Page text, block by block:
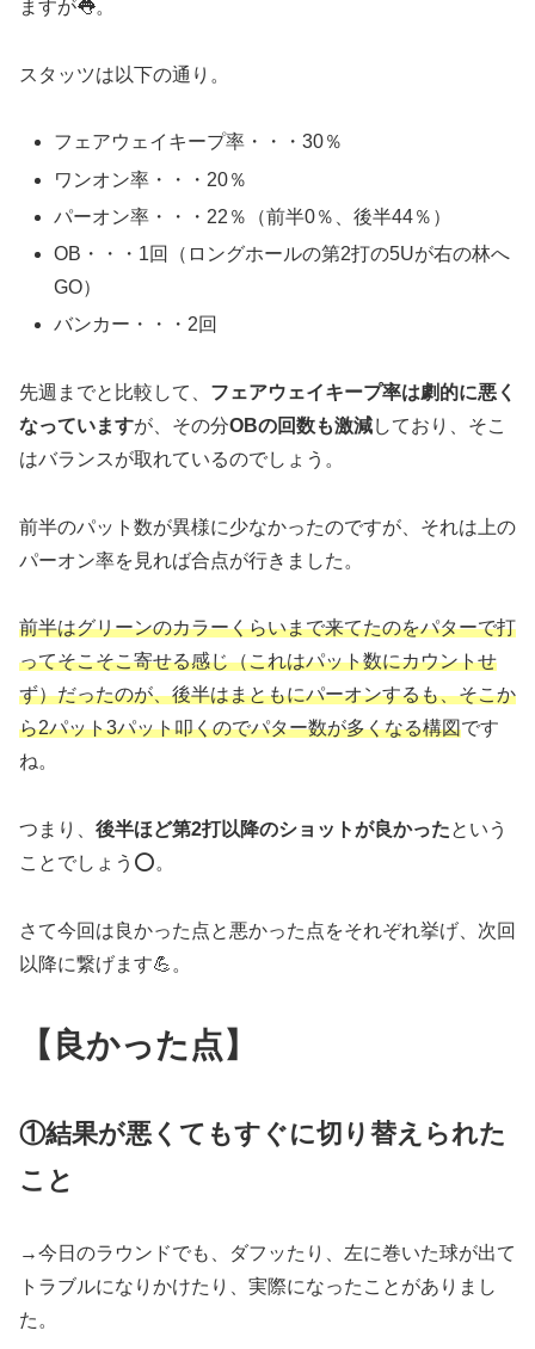
ますが👅。
スタッツは以下の通り。
フェアウェイキープ率・・・30％
ワンオン率・・・20％
パーオン率・・・22％（前半0％、後半44％）
OB・・・1回（ロングホールの第2打の5Uが右の林へ
GO）
バンカー・・・2回
先週までと比較して、 フェアウェイキープ率は劇的に悪く
なっていますが、その分OBの回数も激減しており、そこ
はバランスが取れているのでしょう。
前半のパット数が異様に少なかったのですが、それは上の
パーオン率を見れば合点が行きました。
前半はグリーンのカラーくらいまで来てたのをパターで打
ってそこそこ寄せる感じ（これはパット数にカウントせ
ず）だったのが、後半はまともにパーオンするも、そこか
ら2パット3パット叩くのでパター数が多くなる構図です
ね。
つまり、 後半ほど第2打以降のショットが良かったという
ことでしょう⭕️。
さて今回は良かった点と悪かった点をそれぞれ挙げ、次回
以降に繋げます💪。
【良かった点】
①結果が悪くてもすぐに切り替えられた
こと
→今日のラウンドでも、ダフッたり、左に巻いた球が出て
トラブルになりかけたり、実際になったことがありまし
た。